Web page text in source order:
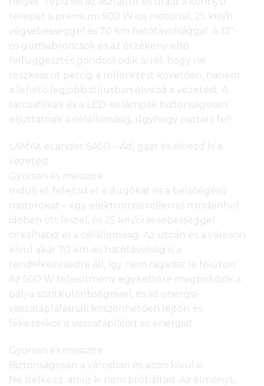
terepet a prémium 500 W-os motorral, 25 km/h
végsebességgel és 70 km hatótávolsággal. A 12″-
os gumiabroncsok és az érzékeny első
felfüggesztés gondoskodik arról, hogy ne
reszkess öt percig a rollerezést követően, hanem
a lehető legjobb stílusban élvezd a vezetést. A
tárcsafékek és a LED-es lámpák biztonságosan
eljuttatnak a célállomásig, úgyhogy pattanj fel!
LAMAX eLander SA50 – Adj gázt és élvezd ki a
vezetést
Gyorsan és messzire
Indulj el, felejtsd el a dugókat és a belsőégésű
motorokat – egy elektromos rollerrel mindenhol
időben ott leszel, és 25 km/órás sebességgel
cirkálhatsz el a célállomásig. Az utcán és a városon
kívül akár 70 km-es hatótávolság is a
rendelkezésedre áll, így nem ragadsz le félúton.
Az 500 W teljesítmény egykettőre megbirkózik a
pálya szintkülönbségeivel, és az energia-
visszatáplálásnak köszönhetően lejtőn és
fékezéskor is visszatáplálod az energiát.
Gyorsan és messzire
Biztonságosan a városban és azon kívül is
Ne ítélkezz, amíg ki nem próbáltad. Az élményt,